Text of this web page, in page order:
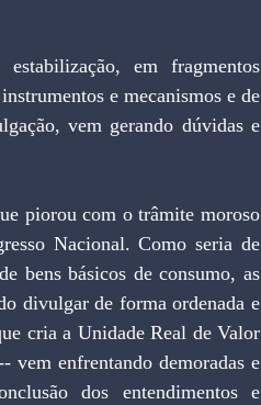
e mecanismos e de
vem gerando dúvidas e
piorou com o trâmite moroso
Nacional. Como seria de
bens básicos de consumo, as
divulgar de forma ordenada e
cria a Unidade Real de Valor
vem enfrentando demoradas e
dos entendimentos e